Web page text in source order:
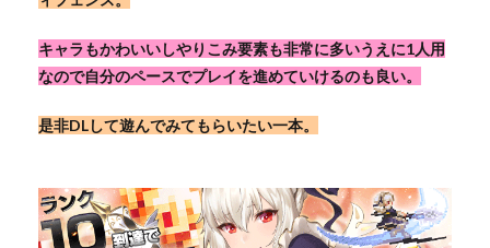
キャラもかわいいしやりこみ要素も非常に多いうえに1人用
なので自分のペースでプレイを進めていけるのも良い。
是非DLして遊んでみてもらいたい一本。